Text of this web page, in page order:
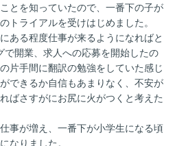
とを知っていたので、一番下の子が
トライアルを受けはじめました。
ある程度仕事が来るようになればと
で開業、求人への応募を開始したの
片手間に翻訳の勉強をしていた感じ
できるか自信もあまりなく、不安が
ばさすがにお尻に火がつくと考えた
事が増え、一番下が小学生になる頃
なりました。